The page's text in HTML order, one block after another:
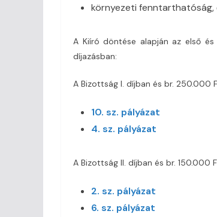
környezeti fenntarthatóság,
A Kiíró döntése alapján az első
díjazásban:
A Bizottság I. díjban és br. 250.000
10. sz. pályázat
4. sz. pályázat
A Bizottság II. díjban és br. 150.000
2. sz. pályázat
6. sz. pályázat